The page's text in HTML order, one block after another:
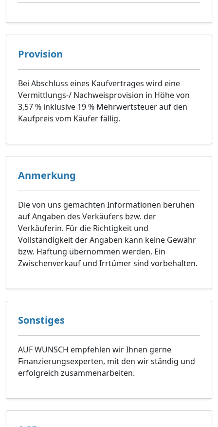
Provision
Bei Abschluss eines Kaufvertrages wird eine
Vermittlungs-/ Nachweisprovision in Höhe von
3,57 % inklusive 19 % Mehrwertsteuer auf den
Kaufpreis vom Käufer fällig.
Anmerkung
Die von uns gemachten Informationen beruhen
auf Angaben des Verkäufers bzw. der
Verkäuferin. Für die Richtigkeit und
Vollständigkeit der Angaben kann keine Gewähr
bzw. Haftung übernommen werden. Ein
Zwischenverkauf und Irrtümer sind vorbehalten.
Sonstiges
AUF WUNSCH empfehlen wir Ihnen gerne
Finanzierungsexperten, mit den wir ständig und
erfolgreich zusammenarbeiten.